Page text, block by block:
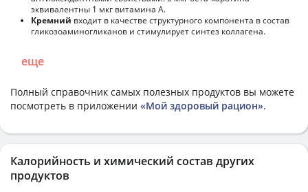
эквивалентны 1 мкг витамина А.
Кремний входит в качестве структурного компонента в состав
гликозоаминогликанов и стимулирует синтез коллагена.
еще
Полный справочник самых полезных продуктов вы можете
посмотреть в приложении «Мой здоровый рацион».
Калорийность и химический состав других
продуктов